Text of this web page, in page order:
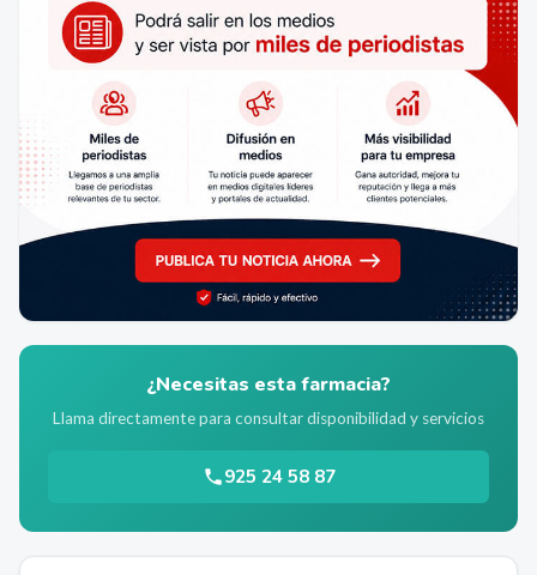
¿Necesitas esta farmacia?
Llama directamente para consultar disponibilidad y servicios
925 24 58 87